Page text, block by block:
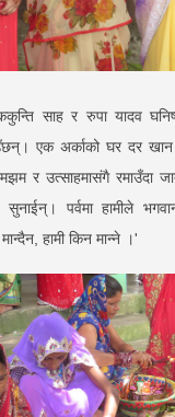
साह र रुपा यादव
एक अर्काको घर दर
र उत्साहमासंगै रमाउँदा
पर्वमा हामीले
हामी किन मान्ने ।'